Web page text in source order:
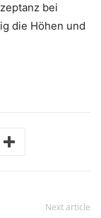
bei
die Höhen und
Next article